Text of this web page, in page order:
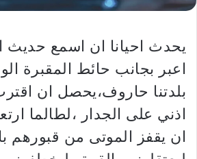
يحدث احيانا ان اسمع حديث
اعبر بجانب حائط المقبرة
بلدتنا حاروف،يحصل ان
اذني على الجدار ،لطالما
ان يقفز الموتى من قبورهم